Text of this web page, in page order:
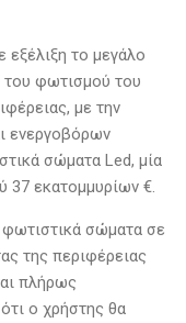
εξέλιξη το μεγάλο
του φωτισμού του
με την
ενεργοβόρων
σώματα Led, μία
37 εκατομμυρίων €.
φωτιστικά σώματα σε
της περιφέρειας
πλήρως
ο χρήστης θα